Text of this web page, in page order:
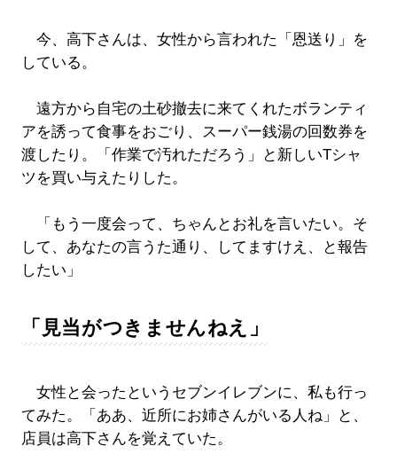
今、高下さんは、女性から言われた「恩送り」を
している。
遠方から自宅の土砂撤去に来てくれたボランティ
アを誘って食事をおごり、スーパー銭湯の回数券を
渡したり。「作業で汚れただろう」と新しいTシャ
ツを買い与えたりした。
「もう一度会って、ちゃんとお礼を言いたい。そ
して、あなたの言うた通り、してますけえ、と報告
したい」
「見当がつきませんねえ」
女性と会ったというセブンイレブンに、私も行っ
てみた。「ああ、近所にお姉さんがいる人ね」と、
店員は高下さんを覚えていた。